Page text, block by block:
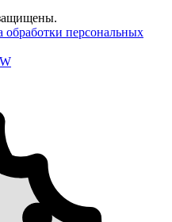
обработки персональных